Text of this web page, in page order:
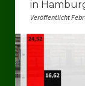
Ratsgruppe
Ratsgruppe
Ratsgruppe
in
Veröffentlicht